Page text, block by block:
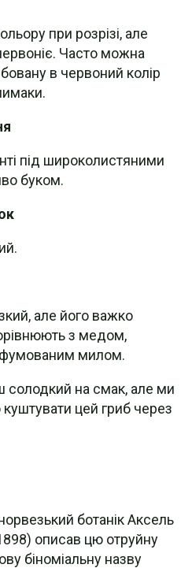
при розрізі, але
Часто можна
в червоний колір
під широколистяними
буком.
але його важко
з медом,
милом.
на смак, але ми
цей гриб через
ботанік Аксель
описав цю отруйну
біноміальну назву